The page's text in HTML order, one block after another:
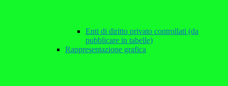
Enti di diritto privato controllati (da
pubblicare in tabelle)
Rappresentazione grafica